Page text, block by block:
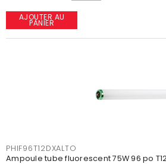
AJOUTER AU
PANIER
PHIF96T12DXALTO
Ampoule tube fluorescent 75W 96 po